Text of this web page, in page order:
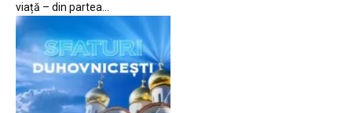
viață – din partea...